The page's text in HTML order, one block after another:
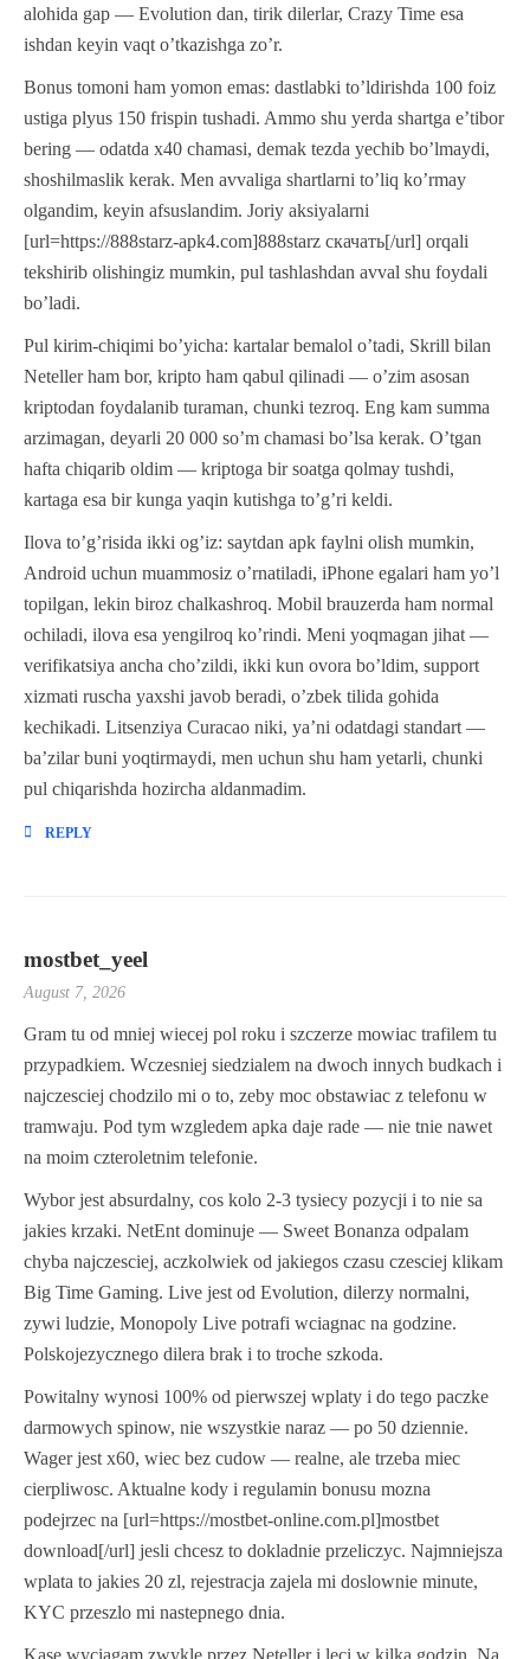
alohida gap — Evolution dan, tirik dilerlar, Crazy Time esa
ishdan keyin vaqt o’tkazishga zo’r.
Bonus tomoni ham yomon emas: dastlabki to’ldirishda 100 foiz
ustiga plyus 150 frispin tushadi. Ammo shu yerda shartga e’tibor
bering — odatda x40 chamasi, demak tezda yechib bo’lmaydi,
shoshilmaslik kerak. Men avvaliga shartlarni to’liq ko’rmay
olgandim, keyin afsuslandim. Joriy aksiyalarni
[url=https://888starz-apk4.com]888starz скачать[/url] orqali
tekshirib olishingiz mumkin, pul tashlashdan avval shu foydali
bo’ladi.
Pul kirim-chiqimi bo’yicha: kartalar bemalol o’tadi, Skrill bilan
Neteller ham bor, kripto ham qabul qilinadi — o’zim asosan
kriptodan foydalanib turaman, chunki tezroq. Eng kam summa
arzimagan, deyarli 20 000 so’m chamasi bo’lsa kerak. O’tgan
hafta chiqarib oldim — kriptoga bir soatga qolmay tushdi,
kartaga esa bir kunga yaqin kutishga to’g’ri keldi.
Ilova to’g’risida ikki og’iz: saytdan apk faylni olish mumkin,
Android uchun muammosiz o’rnatiladi, iPhone egalari ham yo’l
topilgan, lekin biroz chalkashroq. Mobil brauzerda ham normal
ochiladi, ilova esa yengilroq ko’rindi. Meni yoqmagan jihat —
verifikatsiya ancha cho’zildi, ikki kun ovora bo’ldim, support
xizmati ruscha yaxshi javob beradi, o’zbek tilida gohida
kechikadi. Litsenziya Curacao niki, ya’ni odatdagi standart —
ba’zilar buni yoqtirmaydi, men uchun shu ham yetarli, chunki
pul chiqarishda hozircha aldanmadim.
REPLY
mostbet_yeel
August 7, 2026
Gram tu od mniej wiecej pol roku i szczerze mowiac trafilem tu
przypadkiem. Wczesniej siedzialem na dwoch innych budkach i
najczesciej chodzilo mi o to, zeby moc obstawiac z telefonu w
tramwaju. Pod tym wzgledem apka daje rade — nie tnie nawet
na moim czteroletnim telefonie.
Wybor jest absurdalny, cos kolo 2-3 tysiecy pozycji i to nie sa
jakies krzaki. NetEnt dominuje — Sweet Bonanza odpalam
chyba najczesciej, aczkolwiek od jakiegos czasu czesciej klikam
Big Time Gaming. Live jest od Evolution, dilerzy normalni,
zywi ludzie, Monopoly Live potrafi wciagnac na godzine.
Polskojezycznego dilera brak i to troche szkoda.
Powitalny wynosi 100% od pierwszej wplaty i do tego paczke
darmowych spinow, nie wszystkie naraz — po 50 dziennie.
Wager jest x60, wiec bez cudow — realne, ale trzeba miec
cierpliwosc. Aktualne kody i regulamin bonusu mozna
podejrzec na [url=https://mostbet-online.com.pl]mostbet
download[/url] jesli chcesz to dokladnie przeliczyc. Najmniejsza
wplata to jakies 20 zl, rejestracja zajela mi doslownie minute,
KYC przeszlo mi nastepnego dnia.
Kase wyciagam zwykle przez Neteller i leci w kilka godzin. Na